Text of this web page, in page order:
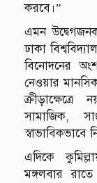
করবে।”
এমন
ঢাকা
বিনোদনের
নেওয়ার
সামাজিক,
স্বাভাবিকভাবে
এদিকে
মঙ্গলবার